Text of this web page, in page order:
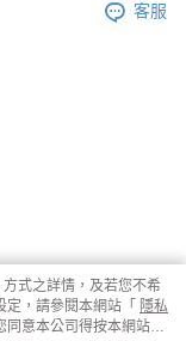
客服
式之詳情，及若您不希
，請參閱本網站「 隱私
同意本公司得按本網站使